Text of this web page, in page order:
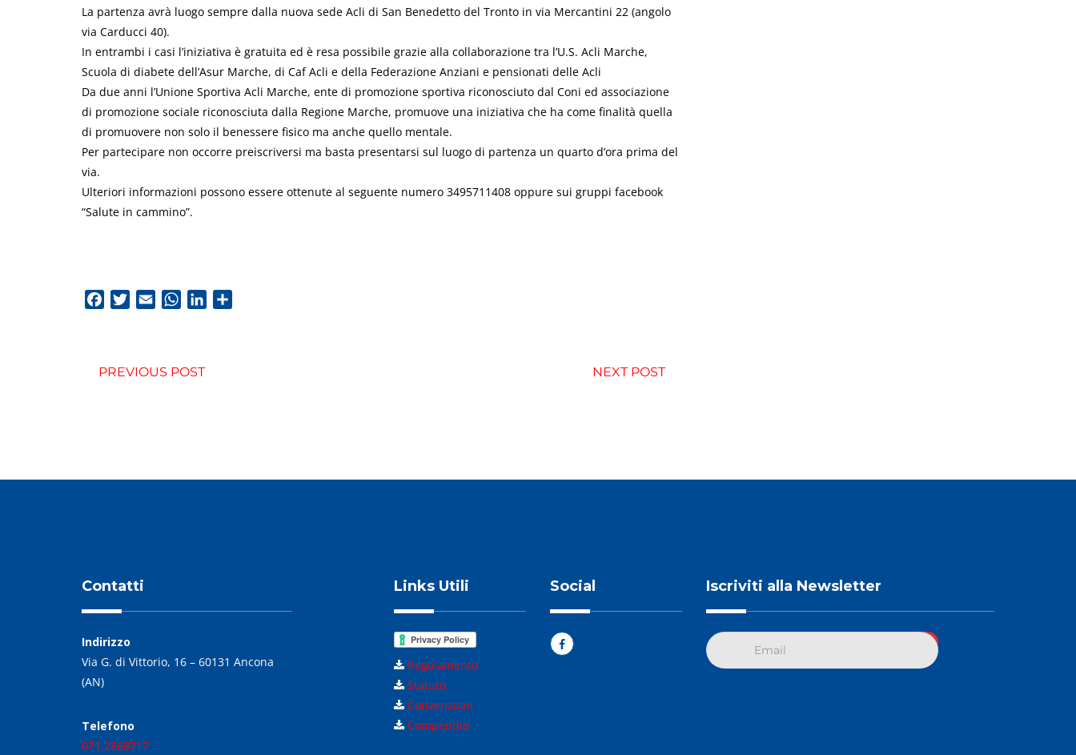
La partenza avrà luogo sempre dalla nuova sede Acli di San Benedetto del Tronto in via Mercantini 22 (angolo
via Carducci 40).
In entrambi i casi l’iniziativa è gratuita ed è resa possibile grazie alla collaborazione tra l’U.S. Acli Marche,
Scuola di diabete dell’Asur Marche, di Caf Acli e della Federazione Anziani e pensionati delle Acli
Da due anni l’Unione Sportiva Acli Marche, ente di promozione sportiva riconosciuto dal Coni ed associazione
di promozione sociale riconosciuta dalla Regione Marche, promuove una iniziativa che ha come finalità quella
di promuovere non solo il benessere fisico ma anche quello mentale.
Per partecipare non occorre preiscriversi ma basta presentarsi sul luogo di partenza un quarto d’ora prima del
via.
Ulteriori informazioni possono essere ottenute al seguente numero 3495711408 oppure sui gruppi facebook
“Salute in cammino”.
FacebookTwitterEmail WhatsApp
LinkedIn
PREVIOUS POST NEXT POST
Contatti
Indirizzo
Via G. di Vittorio, 16 – 60131 Ancona
(AN)
Telefono
071.2868717
Links Utili
Regolamento
Statuto
Convenzioni
Compendio
Social Iscriviti alla Newsletter